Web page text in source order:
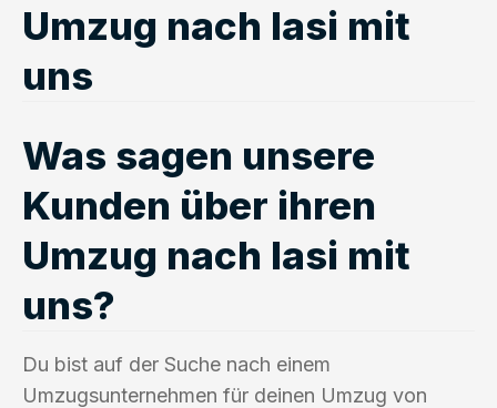
Umzug nach Iasi mit
uns
Was sagen unsere
Kunden über ihren
Umzug nach Iasi mit
uns?
Du bist auf der Suche nach einem
Umzugsunternehmen für deinen Umzug von